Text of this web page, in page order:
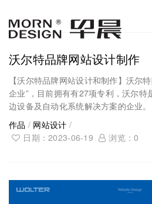
沃尔特品牌网站设计制作
【沃尔特品牌网站设计和制作】沃尔
企业”，目前拥有有27项专利，沃尔特
边设备及自动化系统解决方案的企业。
作品 / 网站设计 /
日期：2023-06-19
浏览：0